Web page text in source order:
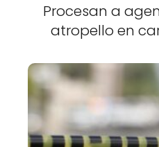
Procesan a
atropello en